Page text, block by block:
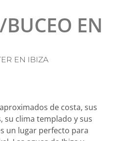
EN
EN IBIZA
de costa, sus
su clima templado y sus
un lugar perfecto para